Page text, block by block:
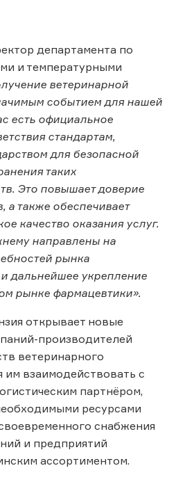
департамента по
и температурными
ветеринарной
событием для нашей
есть официальное
стандартам,
для безопасной
таких
Это повышает доверие
а также обеспечивает
качество оказания услуг.
направлены на
рынка
дальнейшее укрепление
рынке фармацевтики».
открывает новые
производителей
ветеринарного
им взаимодействовать с
партнёром,
ресурсами
снабжения
и предприятий
ассортиментом.